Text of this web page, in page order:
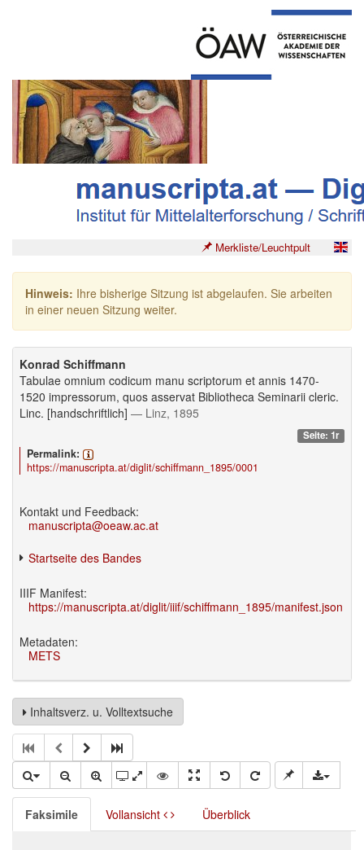
Merkliste/Leuchtpult
Hinweis: Ihre bisherige Sitzung ist abgelaufen. Sie arbeiten
in einer neuen Sitzung weiter.
Konrad Schiffmann
Tabulae omnium codicum manu scriptorum et annis 1470-
1520 impressorum, quos asservat Bibliotheca Seminarii cleric.
Linc. [handschriftlich] — Linz, 1895
Seite: 1r
Permalink:
https://manuscripta.at/diglit/schiffmann_1895/0001
Kontakt und Feedback:
manuscripta@oeaw.ac.at
Startseite des Bandes
IIIF Manifest:
https://manuscripta.at/diglit/iiif/schiffmann_1895/manifest.json
Metadaten:
METS
Inhaltsverz. u. Volltextsuche
Faksimile Vollansicht Überblick